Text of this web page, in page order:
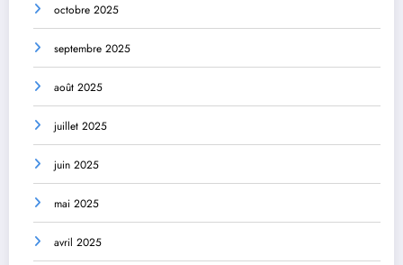
octobre 2025
septembre 2025
août 2025
juillet 2025
juin 2025
mai 2025
avril 2025